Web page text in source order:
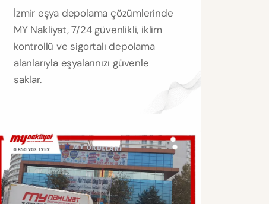
İzmir eşya depolama çözümlerinde
MY Nakliyat, 7/24 güvenlikli, iklim
kontrollü ve sigortalı depolama
alanlarıyla eşyalarınızı güvenle
saklar.